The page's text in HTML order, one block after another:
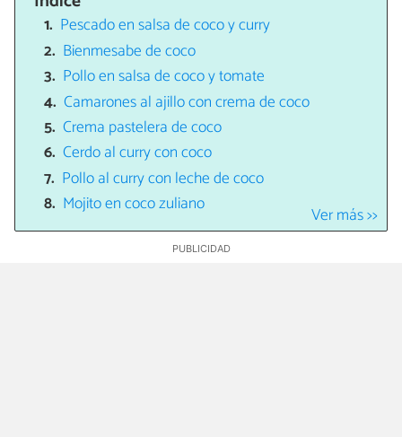
Pescado en salsa de coco y curry
Bienmesabe de coco
Pollo en salsa de coco y tomate
Camarones al ajillo con crema de coco
Crema pastelera de coco
Cerdo al curry con coco
Pollo al curry con leche de coco
Mojito en coco zuliano
Ver más >>